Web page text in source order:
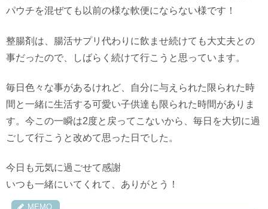
パウチを混ぜても以前の様な軟便にならない様です！
整腸剤は、腸活サプリ代わりに飲ませ続けても大丈夫との
事だったので、しばらく続けて行こうと思っています。
毎日色々な事があるけれど、自分に与えられた限られた時
間と一緒に生活する可愛い子供達も限られた時間がありま
す。今この一瞬は2度と戻ってこないから、毎日を大切に過
ごして行こうと改めて思った日でした。
今日も元気に過ごせて感謝
いつも一緒にいてくれて、ありがとう！